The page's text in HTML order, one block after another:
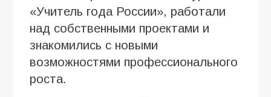
«Учитель года России», работали
над собственными проектами и
знакомились с новыми
возможностями профессионального
роста.